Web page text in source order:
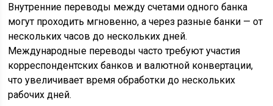
Внутренние переводы между счетами одного банка
могут проходить мгновенно, а через разные банки — от
нескольких часов до нескольких дней.
Международные переводы часто требуют участия
корреспондентских банков и валютной конвертации,
что увеличивает время обработки до нескольких
рабочих дней.